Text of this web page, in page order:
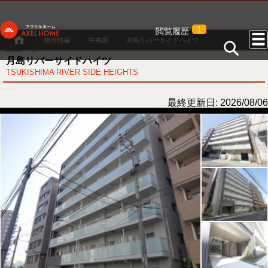
閲覧履歴 1
物件情報 中央区 月島リバーサイドハイツ
月島リバーサイドハイツ
TSUKISHIMA RIVER SIDE HEIGHTS
最終更新日: 2026/08/06